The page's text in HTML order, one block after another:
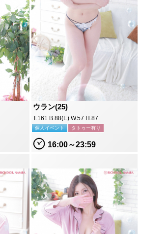
ウラン(25)
T.161 B.88(E) W.57 H.87
個人イベント タトゥー有り
16:00～23:59